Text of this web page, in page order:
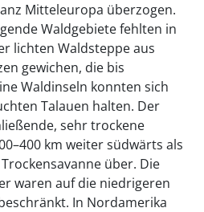
Mitteleuropa überzogen.
Waldgebiete fehlten in
lichten Waldsteppe aus
gewichen, die bis
Waldinseln konnten sich
Talauen halten. Der
sehr trockene
km weiter südwärts als
über. Die
waren auf die niedrigeren
In Nordamerika